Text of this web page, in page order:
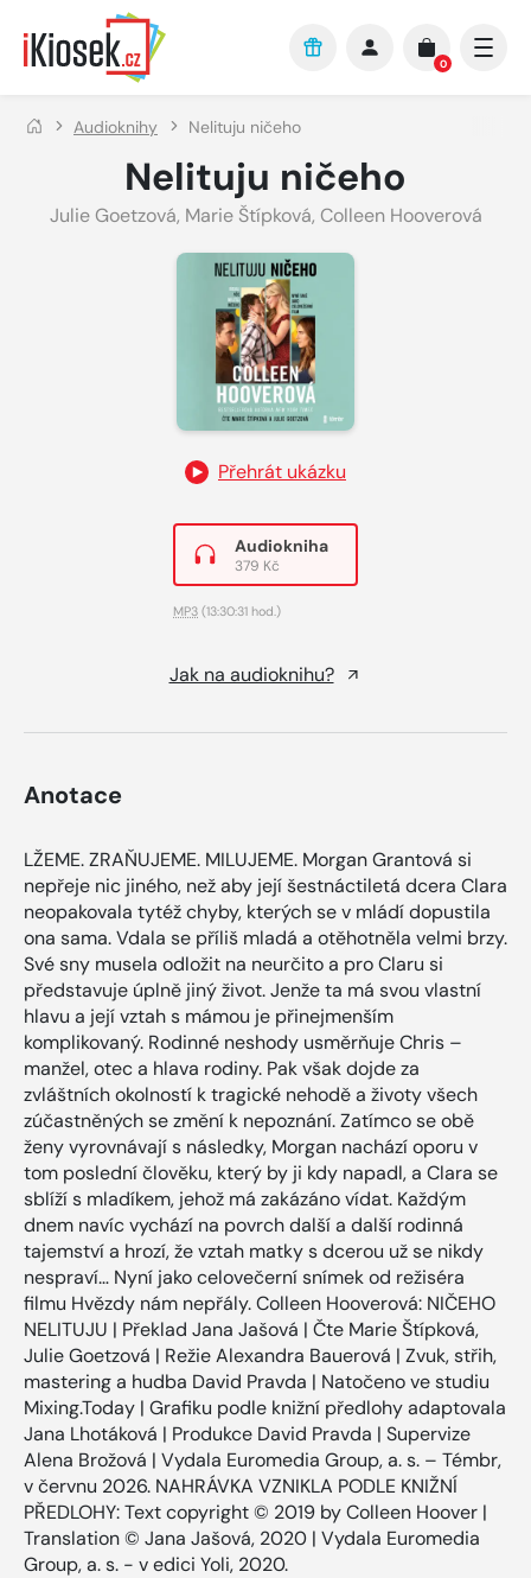
Přejít na hlavní obsah
0
Audioknihy Nelituju ničeho
Nelituju ničeho
Julie Goetzová, Marie Štípková, Colleen Hooverová
Přehrát ukázku
Audiokniha
379 Kč
MP3 (13:30:31 hod.)
Jak na audioknihu?
Anotace
LŽEME. ZRAŇUJEME. MILUJEME. Morgan Grantová si
nepřeje nic jiného, než aby její šestnáctiletá dcera Clara
neopakovala tytéž chyby, kterých se v mládí dopustila
ona sama. Vdala se příliš mladá a otěhotněla velmi brzy.
Své sny musela odložit na neurčito a pro Claru si
představuje úplně jiný život. Jenže ta má svou vlastní
hlavu a její vztah s mámou je přinejmenším
komplikovaný. Rodinné neshody usměrňuje Chris –
manžel, otec a hlava rodiny. Pak však dojde za
zvláštních okolností k tragické nehodě a životy všech
zúčastněných se změní k nepoznání. Zatímco se obě
ženy vyrovnávají s následky, Morgan nachází oporu v
tom poslední člověku, který by ji kdy napadl, a Clara se
sblíží s mladíkem, jehož má zakázáno vídat. Každým
dnem navíc vychází na povrch další a další rodinná
tajemství a hrozí, že vztah matky s dcerou už se nikdy
nespraví… Nyní jako celovečerní snímek od režiséra
filmu Hvězdy nám nepřály. Colleen Hooverová: NIČEHO
NELITUJU | Překlad Jana Jašová | Čte Marie Štípková,
Julie Goetzová | Režie Alexandra Bauerová | Zvuk, střih,
mastering a hudba David Pravda | Natočeno ve studiu
Mixing.Today | Grafiku podle knižní předlohy adaptovala
Jana Lhotáková | Produkce David Pravda | Supervize
Alena Brožová | Vydala Euromedia Group, a. s. – Témbr,
v červnu 2026. NAHRÁVKA VZNIKLA PODLE KNIŽNÍ
PŘEDLOHY: Text copyright © 2019 by Colleen Hoover |
Translation © Jana Jašová, 2020 | Vydala Euromedia
Group, a. s. - v edici Yoli, 2020.